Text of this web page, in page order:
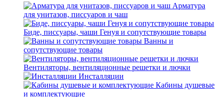
Арматура
для унитазов, писсуаров и чаш
Биде, писсуары, чаши Генуя и сопутствующие товары
Ванны и
сопутствующие товары
Вентиляторы, вентиляционные решетки и лючки
Инсталляции
Кабины душевые
и комплектующие